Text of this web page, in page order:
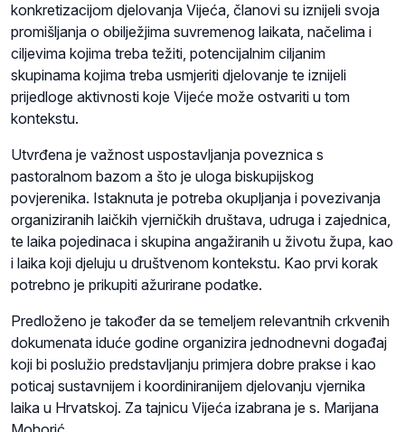
konkretizacijom djelovanja Vijeća, članovi su iznijeli svoja
promišljanja o obilježjima suvremenog laikata, načelima i
ciljevima kojima treba težiti, potencijalnim ciljanim
skupinama kojima treba usmjeriti djelovanje te iznijeli
prijedloge aktivnosti koje Vijeće može ostvariti u tom
kontekstu.
Utvrđena je važnost uspostavljanja poveznica s
pastoralnom bazom a što je uloga biskupijskog
povjerenika. Istaknuta je potreba okupljanja i povezivanja
organiziranih laičkih vjerničkih društava, udruga i zajednica,
te laika pojedinaca i skupina angažiranih u životu župa, kao
i laika koji djeluju u društvenom kontekstu. Kao prvi korak
potrebno je prikupiti ažurirane podatke.
Predloženo je također da se temeljem relevantnih crkvenih
dokumenata iduće godine organizira jednodnevni događaj
koji bi poslužio predstavljanju primjera dobre prakse i kao
poticaj sustavnijem i koordiniranijem djelovanju vjernika
laika u Hrvatskoj. Za tajnicu Vijeća izabrana je s. Marijana